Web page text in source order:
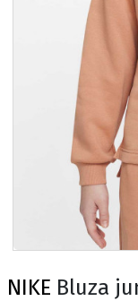
NIKE Bluza